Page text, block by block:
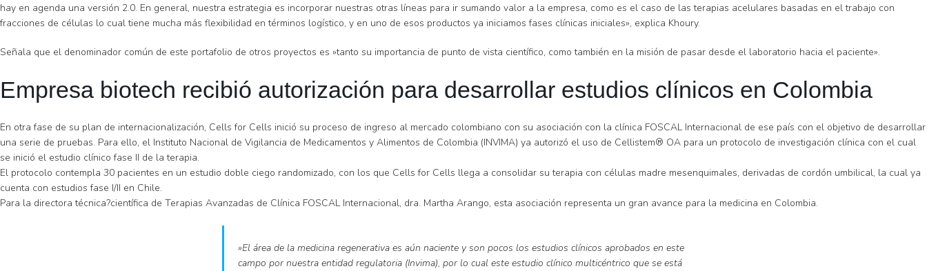
hay en agenda una versión 2.0. En general, nuestra estrategia es incorporar nuestras otras líneas para ir sumando valor a la empresa, como es el caso de las terapias acelulares basadas en el trabajo con
fracciones de células lo cual tiene mucha más flexibilidad en términos logístico, y en uno de esos productos ya iniciamos fases clínicas iniciales», explica Khoury.
Señala que el denominador común de este portafolio de otros proyectos es »tanto su importancia de punto de vista científico, como también en la misión de pasar desde el laboratorio hacia el paciente».
Empresa biotech recibió autorización para desarrollar estudios clínicos en Colombia
En otra fase de su plan de internacionalización, Cells for Cells inició su proceso de ingreso al mercado colombiano con su asociación con la clínica FOSCAL Internacional de ese país con el objetivo de desarrollar
una serie de pruebas. Para ello, el Instituto Nacional de Vigilancia de Medicamentos y Alimentos de Colombia (INVIMA) ya autorizó el uso de Cellistem® OA para un protocolo de investigación clínica con el cual
se inició el estudio clínico fase II de la terapia.
El protocolo contempla 30 pacientes en un estudio doble ciego randomizado, con los que Cells for Cells llega a consolidar su terapia con células madre mesenquimales, derivadas de cordón umbilical, la cual ya
cuenta con estudios fase I/II en Chile.
Para la directora técnica?científica de Terapias Avanzadas de Clínica FOSCAL Internacional, dra. Martha Arango, esta asociación representa un gran avance para la medicina en Colombia.
»El área de la medicina regenerativa es aún naciente y son pocos los estudios clínicos aprobados en este
campo por nuestra entidad regulatoria (Invima), por lo cual este estudio clínico multicéntrico que se está